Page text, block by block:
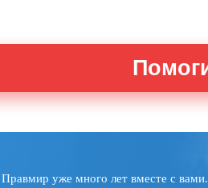
Правмир уже много лет вместе с